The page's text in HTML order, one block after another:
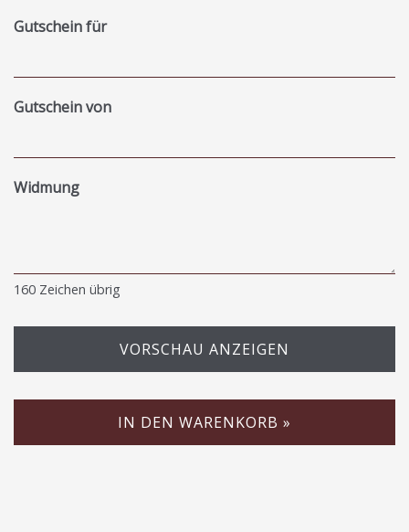
Gutschein für
Gutschein von
Widmung
160 Zeichen übrig
VORSCHAU ANZEIGEN
IN DEN WARENKORB »